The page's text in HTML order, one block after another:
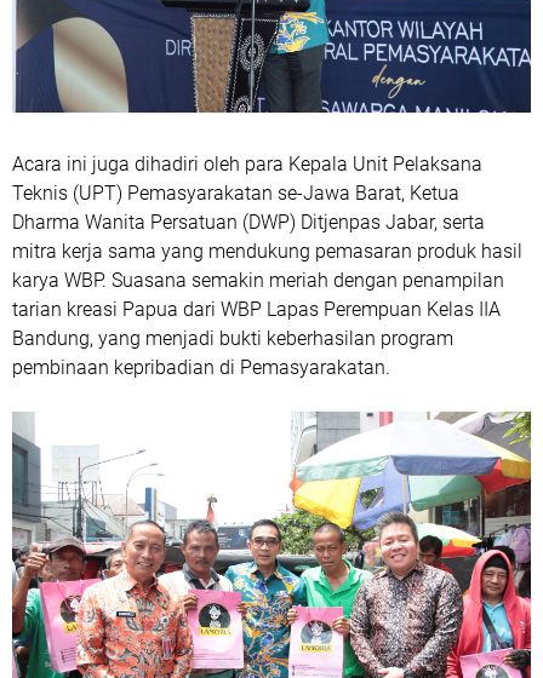
Acara ini juga dihadiri oleh para Kepala Unit Pelaksana
Teknis (UPT) Pemasyarakatan se-Jawa Barat, Ketua
Dharma Wanita Persatuan (DWP) Ditjenpas Jabar, serta
mitra kerja sama yang mendukung pemasaran produk hasil
karya WBP. Suasana semakin meriah dengan penampilan
tarian kreasi Papua dari WBP Lapas Perempuan Kelas IIA
Bandung, yang menjadi bukti keberhasilan program
pembinaan kepribadian di Pemasyarakatan.